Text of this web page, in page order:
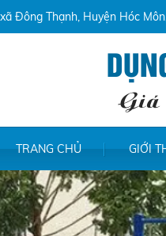
Đông Thạnh, Huyện Hóc
Giá
TRANG CHỦ GIỚI